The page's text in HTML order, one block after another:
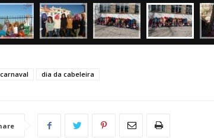
carnaval dia da cabeleira